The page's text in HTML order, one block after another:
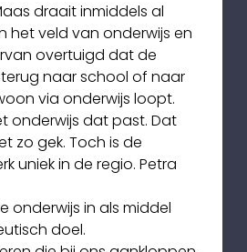
draait inmiddels al
het veld van onderwijs en
overtuigd dat de
naar school of naar
via onderwijs loopt.
onderwijs dat past. Dat
zo gek. Toch is de
uniek in de regio. Petra
onderwijs in als middel
doel.